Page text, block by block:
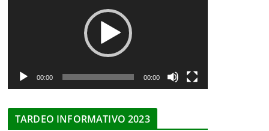
c
00:00 00:00
TARDEO INFORMATIVO 2023